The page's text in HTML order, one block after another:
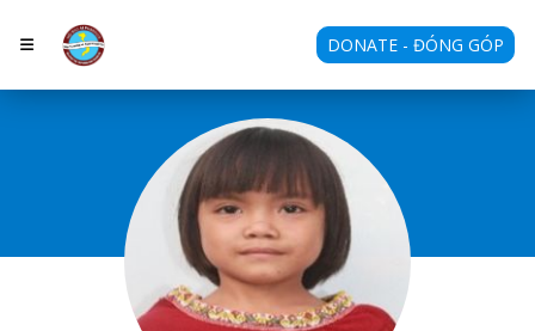
DONATE - ĐÓNG GÓP